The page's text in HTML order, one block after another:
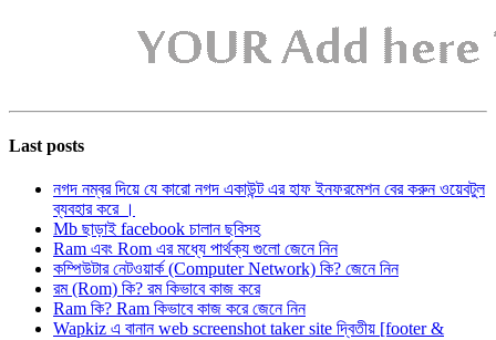
Last posts
নগদ নম্বর দিয়ে যে কারো নগদ একাউন্ট এর হাফ ইনফরমেশন বের করুন ওয়েবটুল
ব্যবহার করে ।
Mb ছাড়াই facebook চালান ছবিসহ
Ram এবং Rom এর মধ্যে পার্থক্য গুলো জেনে নিন
কম্পিউটার নেটওয়ার্ক (Computer Network) কি? জেনে নিন
রম (Rom) কি? রম কিভাবে কাজ করে
Ram কি? Ram কিভাবে কাজ করে জেনে নিন
Wapkiz এ বানান web screenshot taker site দ্বিতীয় [footer &